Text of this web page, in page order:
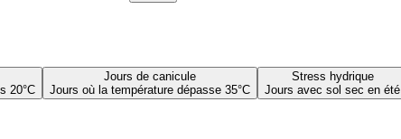
20°C
Jours de canicule
Jours où la température dépasse 35°C
Stress hydrique
Jours avec sol sec en été